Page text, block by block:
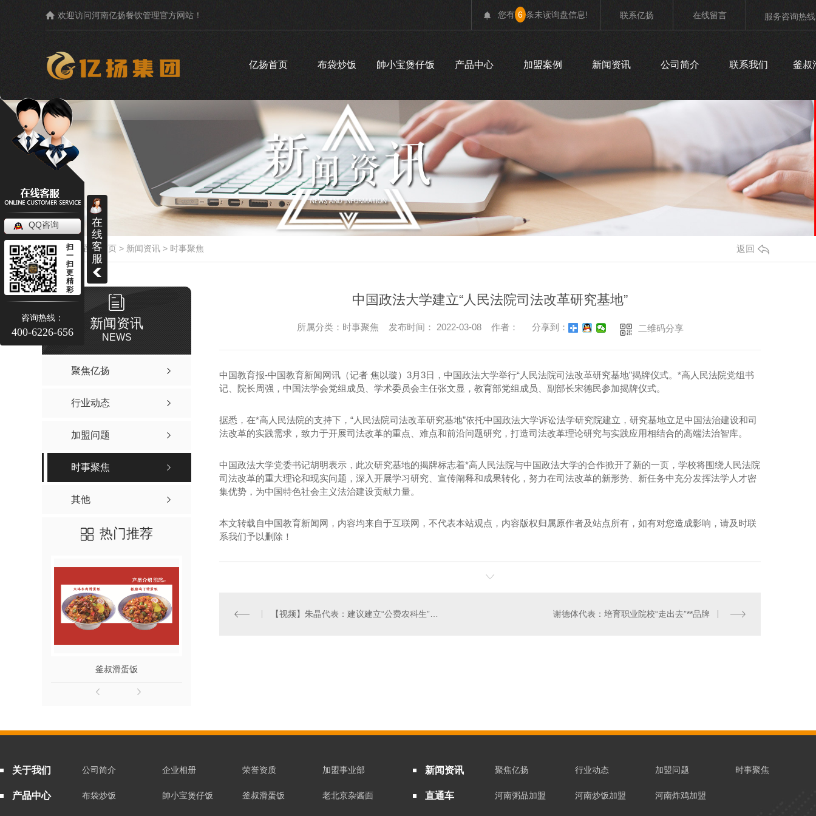
欢迎访问河南亿扬餐饮管理官方网站！ 您有 6 条未读询盘信息! 联系亿扬 在线留言 服务咨询热
亿扬首页 布袋炒饭 帥小宝煲仔饭 产品中心
布袋炒饭
炒饭加盟费用
炒饭加盟商
炒饭加盟公司价格
河南炒饭加盟公司
郑州炒饭加盟商
郑州布袋炒饭加盟
帥小宝煲仔饭
煲仔饭
煲仔饭加盟费用
釜叔滑蛋饭
釜叔滑蛋饭招商
老北京杂酱面
西红柿鸡蛋打卤面
金汤肥牛面
虎皮鸡蛋
番茄牛肉面
加盟案例 新闻资讯
行业动态
加盟问题 时事聚焦
其他
公司简介 联系我们 釜叔
当前位置：首页 > 新闻资讯 > 时事聚焦 返回
新闻资讯
NEWS
聚焦亿扬
行业动态
加盟问题
时事聚焦
其他
热门推荐
釜叔滑蛋饭
中国政法大学建立“人民法院司法改革研究基地”
所属分类：时事聚焦 发布时间： 2022-03-08 作者： 分享到： 二维码分享
中国教育报-中国教育新闻网讯（记者 焦以璇）3月3日，中国政法大学举行“人民法院司法改革研究基地”揭牌仪式。*高人民法院党组书
记、院长周强，中国法学会党组成员、学术委员会主任张文显，教育部党组成员、副部长宋德民参加揭牌仪式。
据悉，在*高人民法院的支持下，“人民法院司法改革研究基地”依托中国政法大学诉讼法学研究院建立，研究基地立足中国法治建设和司
法改革的实践需求，致力于开展司法改革的重点、难点和前沿问题研究，打造司法改革理论研究与实践应用相结合的高端法治智库。
中国政法大学党委书记胡明表示，此次研究基地的揭牌标志着*高人民法院与中国政法大学的合作掀开了新的一页，学校将围绕人民法院
司法改革的重大理论和现实问题，深入开展学习研究、宣传阐释和成果转化，努力在司法改革的新形势、新任务中充分发挥法学人才密
集优势，为中国特色社会主义法治建设贡献力量。
本文转载自中国教育新闻网，内容均来自于互联网，不代表本站观点，内容版权归属原作者及站点所有，如有对您造成影响，请及时联
系我们予以删除！
【视频】朱晶代表：建议建立“公费农科生”专项计划 谢德体代表：培育职业院校“走出去”**品牌
关于我们 公司简介 企业相册 荣誉资质 加盟事业部 新闻资讯 聚焦亿扬 行业动态 加盟问题 时事聚焦
产品中心 布袋炒饭 帥小宝煲仔饭 釜叔滑蛋饭 老北京杂酱面 直通车 河南粥品加盟 河南炒饭加盟 河南炸鸡加盟
在
线
客
服
QQ咨询
扫
一
扫
更
精
彩
咨询热线：
400-6226-656